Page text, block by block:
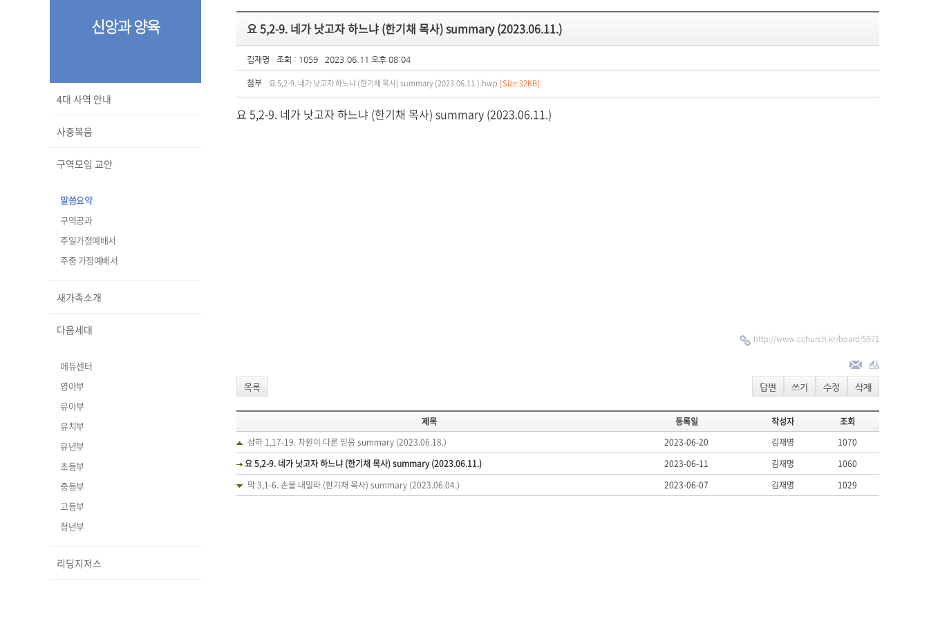
신앙과 양육
4대 사역 안내
사중복음
구역모임 교안
말씀요약
구역공과
주일가정예배서
주중 가정예배서
새가족소개
다음세대
에듀센터
영아부
유아부
유치부
유년부
초등부
중등부
고등부
청년부
리딩지저스
요 5,2-9. 네가 낫고자 하느냐 (한기채 목사) summary (2023.06.11.)
김재명 조회 : 1059 2023.06.11 오후 08:04
첨부 요 5,2-9. 네가 낫고자 하느냐 (한기채 목사) summary (2023.06.11.).hwp [Size:32KB]
요 5,2-9. 네가 낫고자 하느냐 (한기채 목사) summary (2023.06.11.)
http://www.cchurch.kr/board/5971
목록 답변 쓰기 수정 삭제
제목 등록일 작성자
조회
삼하 1,17-19. 차원이 다른 믿음 summary (2023.06.18.)
2023-06-20 김재명
1070
요 5,2-9. 네가 낫고자 하느냐 (한기채 목사) summary (2023.06.11.)
2023-06-11 김재명
1060
막 3,1-6. 손을 내밀라 (한기채 목사) summary (2023.06.04.)
2023-06-07 김재명 1029